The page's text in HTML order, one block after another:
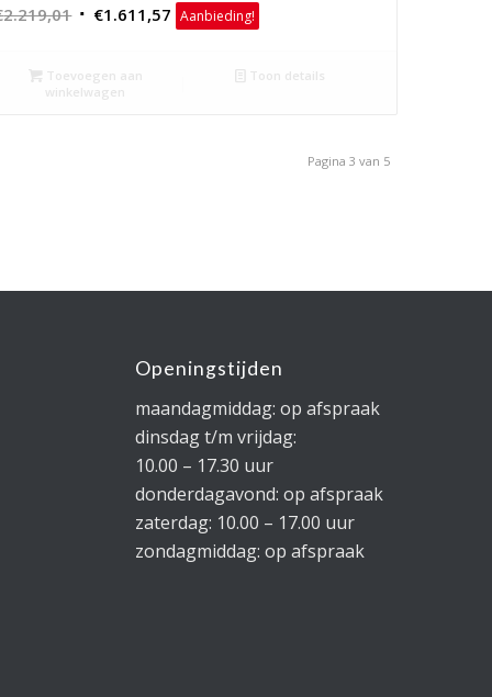
2.219,01 Oorspronkelijke
€2.219,01.
€1.611,57 Huidige
Aanbieding!
Toevoegen aan
winkelwagen
Toon details
Pagina 3 van 5
Openingstijden
maandagmiddag: op afspraak
dinsdag t/m vrijdag:
10.00 – 17.30 uur
donderdagavond: op afspraak
zaterdag: 10.00 – 17.00 uur
zondagmiddag: op afspraak